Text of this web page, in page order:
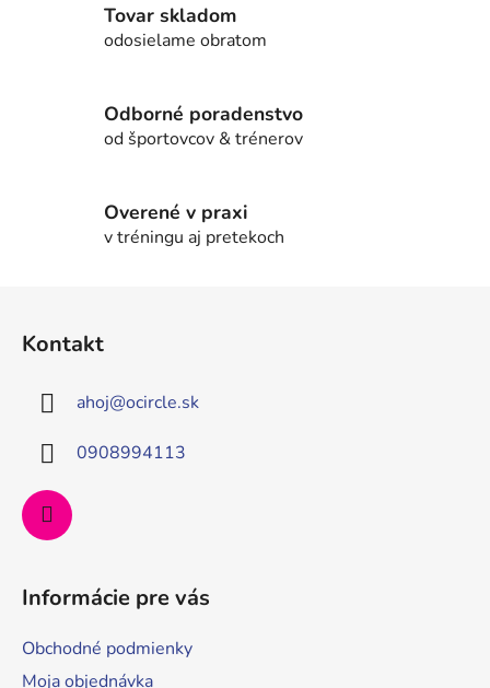
e
v
k
ý
p
e
Tovar skladom
odosielame obratom
Odborné poradenstvo
od športovcov & trénerov
Overené v praxi
v tréningu aj pretekoch
Kontakt
ahoj@ocircle.sk
0908994113
Informácie pre vás
Obchodné podmienky
Moja objednávka